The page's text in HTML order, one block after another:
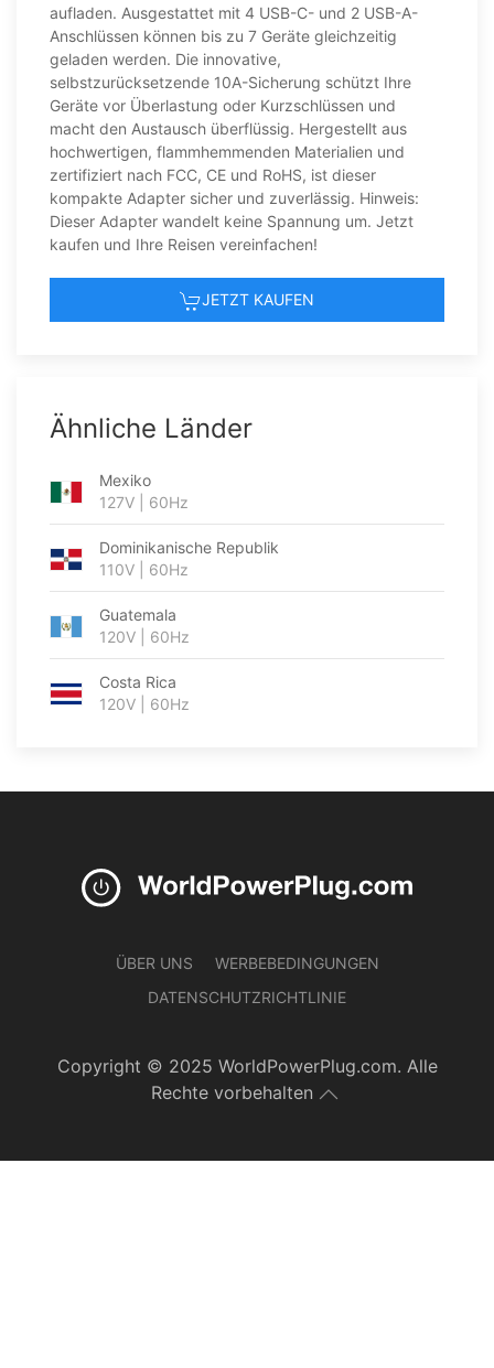
aufladen. Ausgestattet mit 4 USB-C- und 2 USB-A-
Anschlüssen können bis zu 7 Geräte gleichzeitig
geladen werden. Die innovative,
selbstzurücksetzende 10A-Sicherung schützt Ihre
Geräte vor Überlastung oder Kurzschlüssen und
macht den Austausch überflüssig. Hergestellt aus
hochwertigen, flammhemmenden Materialien und
zertifiziert nach FCC, CE und RoHS, ist dieser
kompakte Adapter sicher und zuverlässig. Hinweis:
Dieser Adapter wandelt keine Spannung um. Jetzt
kaufen und Ihre Reisen vereinfachen!
JETZT KAUFEN
Ähnliche Länder
Mexiko
127V | 60Hz
Dominikanische Republik
110V | 60Hz
Guatemala
120V | 60Hz
Costa Rica
120V | 60Hz
ÜBER UNS
WERBEBEDINGUNGEN
DATENSCHUTZRICHTLINIE
Copyright © 2025 WorldPowerPlug.com. Alle
Rechte vorbehalten